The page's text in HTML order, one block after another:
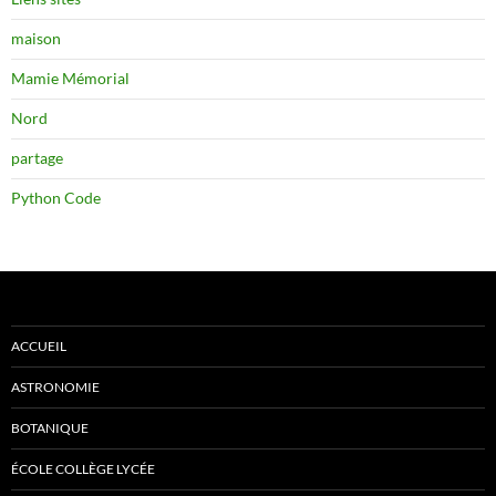
maison
Mamie Mémorial
Nord
partage
Python Code
ACCUEIL
ASTRONOMIE
BOTANIQUE
ÉCOLE COLLÈGE LYCÉE